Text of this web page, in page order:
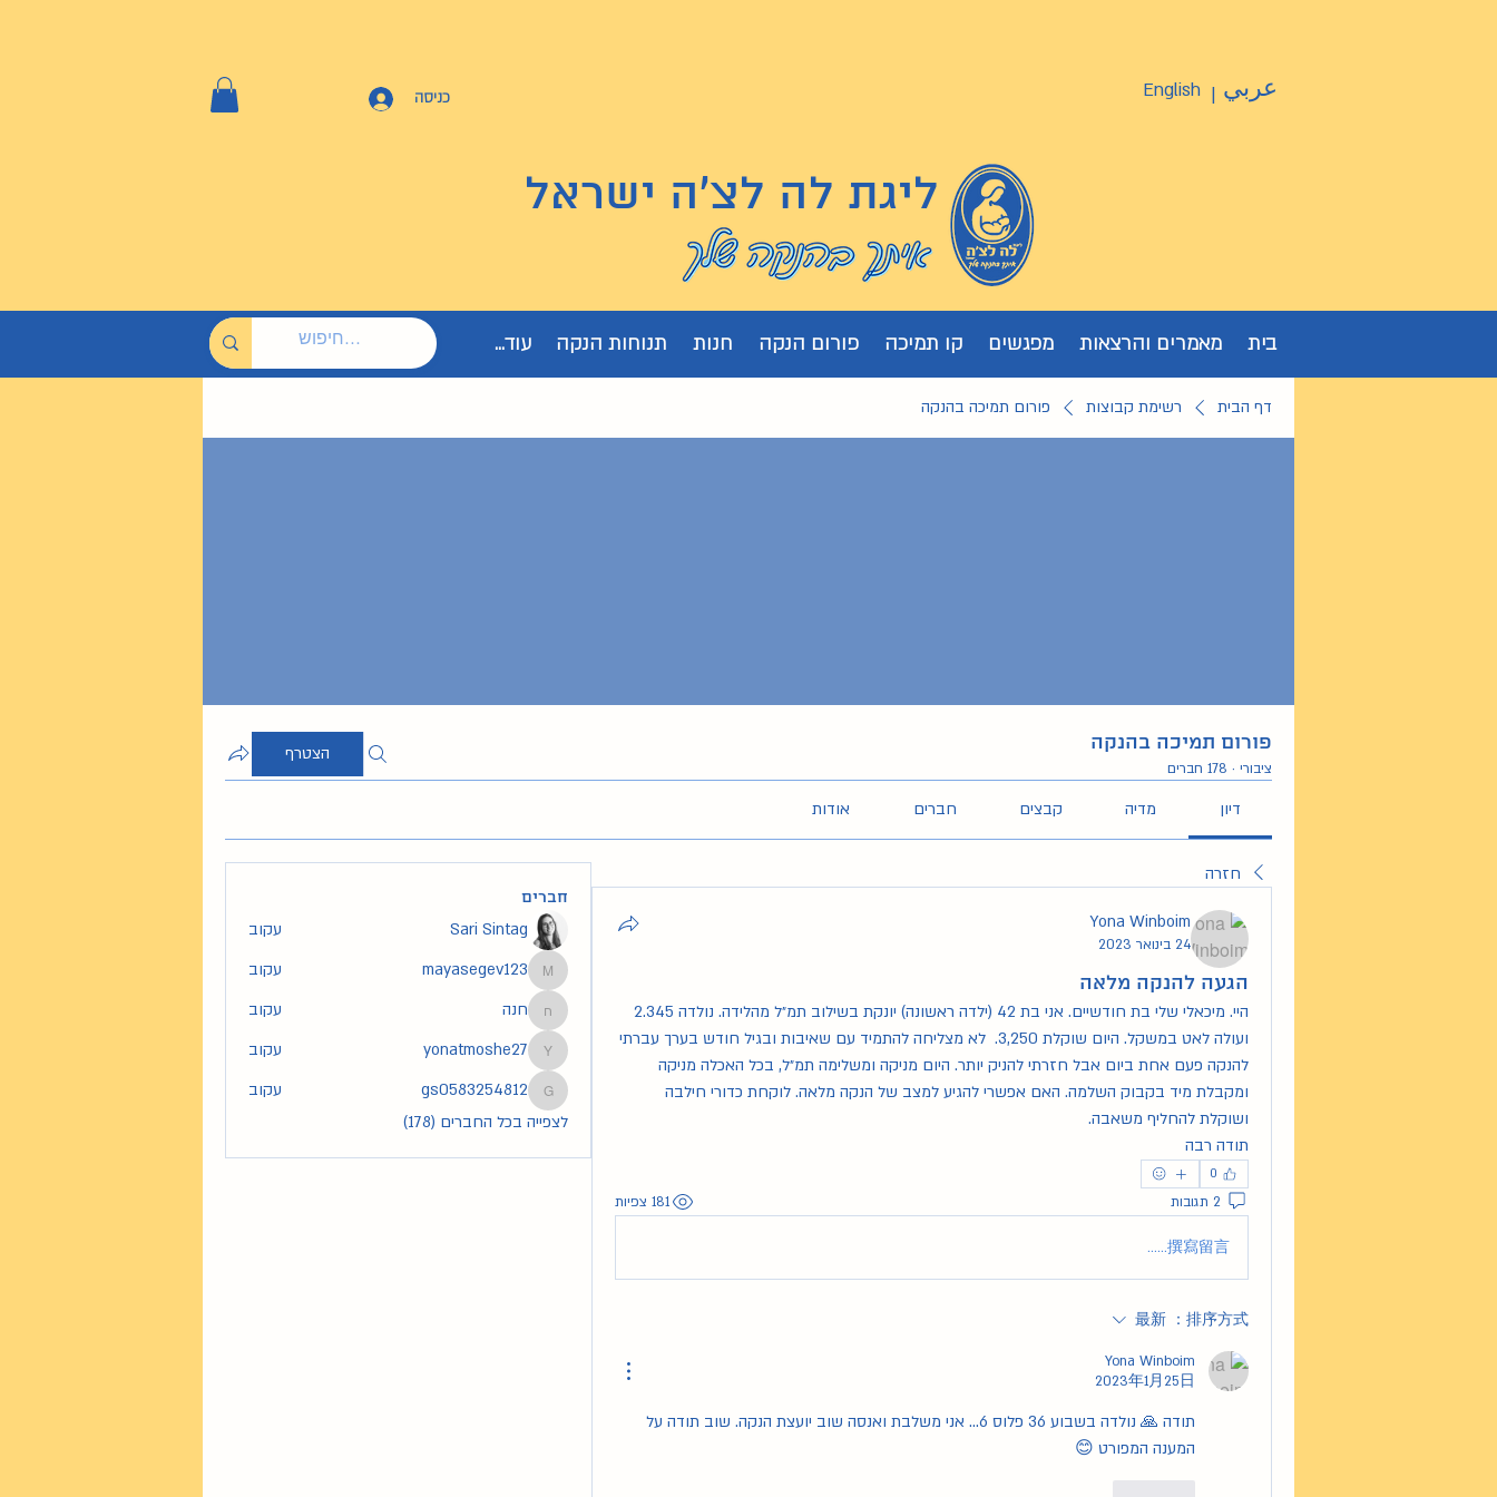
כניסה English عربي |
ליגת לה לצ'ה ישראל
בית מאמרים והרצאות מפגשים קו תמיכה פורום הנקה חנות תנוחות הנקה עוד...
דף הבית רשימת קבוצות פורום תמיכה בהנקה
פורום תמיכה בהנקה
ציבורי · 178 חברים
הצטרף
דיון מדיה קבצים חברים אודות
חזרה
Yona Winboim
24 בינואר 2023
הגעה להנקה מלאה
ושוקלת להחליף משאבה.
תודה רבה
0
2 תגובות 181 צפיות
撰寫留言......
排序方式：
最新
Yona Winboim
2023年1月25日
המענה המפורט 😊
חברים
Sari Sintag עקוב
mayasegev123
mayasegev123 עקוב
חנה
חנה עקוב
yonatmoshe27
yonatmoshe27 עקוב
gs0583254812
gs0583254812
עקוב
לצפייה בכל החברים (178)